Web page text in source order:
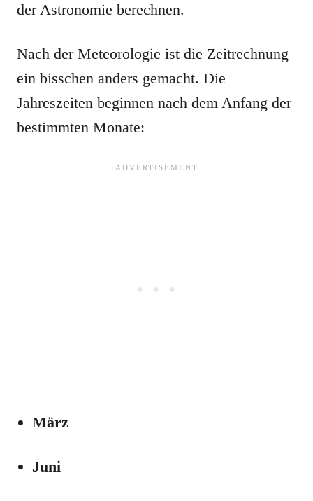
der Astronomie berechnen.
Nach der Meteorologie ist die Zeitrechnung
ein bisschen anders gemacht. Die
Jahreszeiten beginnen nach dem Anfang der
bestimmten Monate:
März
Juni